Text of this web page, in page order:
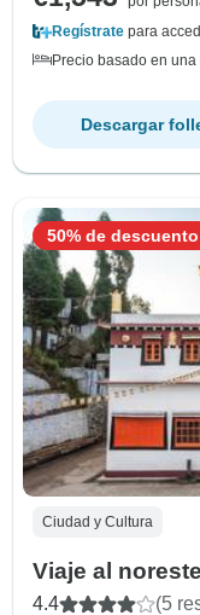
Regístrate para
Precio basado en
Descargar
Ciudad y Cultura
Viaje al
4.4 (5
50% de descuento